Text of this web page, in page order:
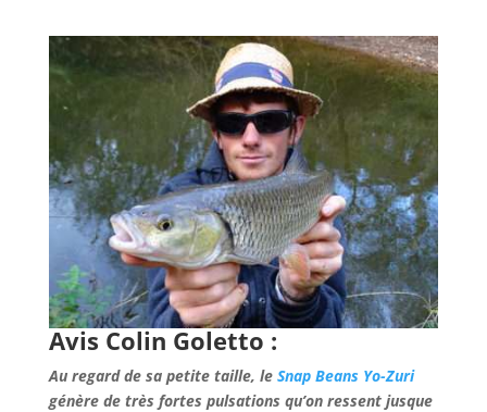
Avis Colin Goletto :
Au regard de sa petite taille, le Snap Beans Yo-Zuri
génère de très fortes pulsations qu’on ressent jusque